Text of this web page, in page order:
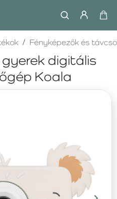
digitális
Koala
Fényképezők és